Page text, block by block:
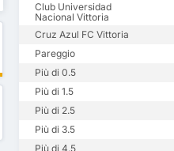
Club Universidad
Nacional Vittoria
Cruz Azul FC Vittoria
Pareggio
Più di 0.5
Più di 1.5
Più di 2.5
Più di 3.5
Più di 4.5